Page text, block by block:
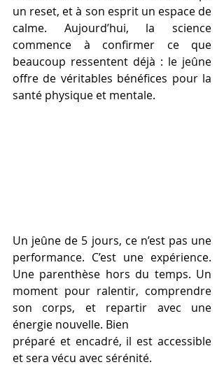
un reset, et à son esprit un espace de
calme. Aujourd’hui, la science
commence à confirmer ce que
beaucoup ressentent déjà : le jeûne
offre de véritables bénéfices pour la
santé physique et mentale.
Un jeûne de 5 jours, ce n’est pas une
performance. C’est une expérience.
Une parenthèse hors du temps. Un
moment pour ralentir, comprendre
son corps, et repartir avec une
énergie nouvelle. Bien
préparé et encadré, il est accessible
et sera vécu avec sérénité.